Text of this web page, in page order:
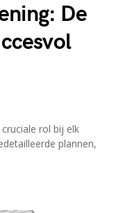
De
rol bij elk
plannen,